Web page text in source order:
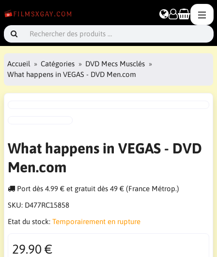
Accueil Catégories
DVD Mecs Musclés
What happens in VEGAS - DVD Men.com
What happens in VEGAS - DVD
Men.com
Port dès 4.99 € et gratuit dès 49 € (France Métrop.)
SKU: D477RC15858
Etat du stock: Temporairement en rupture
29.90 €